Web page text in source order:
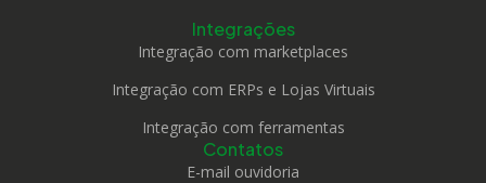
Integrações
Integração com marketplaces
Integração com ERPs e Lojas Virtuais
Integração com ferramentas
Contatos
E-mail ouvidoria